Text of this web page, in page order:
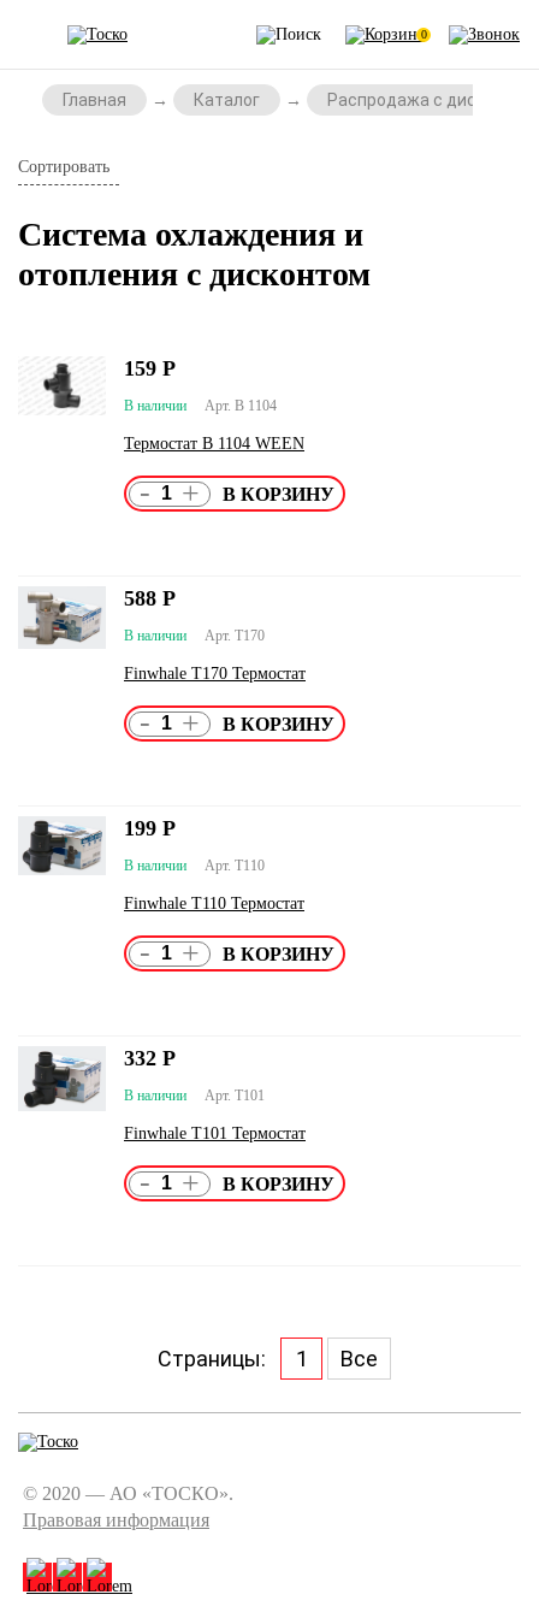
0
Главная Каталог Распродажа с дисконтом
Сортировать
Система охлаждения и
отопления с дисконтом
Арт. В 1104
В наличии
Термостат В 1104 WEEN
159 Р
- +
Арт. T170
В наличии
Finwhale T170 Термостат
588 Р
- +
Арт. T110
В наличии
Finwhale T110 Термостат
199 Р
- +
Арт. T101
В наличии
Finwhale T101 Термостат
332 Р
- +
Страницы: 1 Все
© 2020 — АО «ТОСКО».
Правовая информация